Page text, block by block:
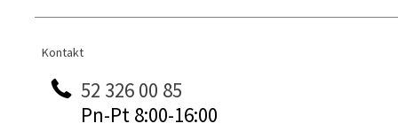
Kontakt
Kontakt
52 326 00 85
Pn-Pt 8:00-16:00